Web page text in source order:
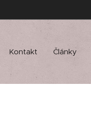
Kontakt Články